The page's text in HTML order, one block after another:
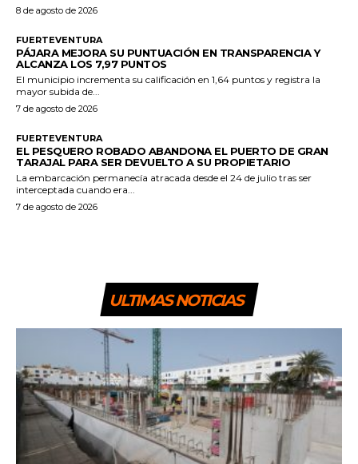
8 de agosto de 2026
FUERTEVENTURA
PÁJARA MEJORA SU PUNTUACIÓN EN TRANSPARENCIA Y
ALCANZA LOS 7,97 PUNTOS
El municipio incrementa su calificación en 1,64 puntos y registra la
mayor subida de...
7 de agosto de 2026
FUERTEVENTURA
EL PESQUERO ROBADO ABANDONA EL PUERTO DE GRAN
TARAJAL PARA SER DEVUELTO A SU PROPIETARIO
La embarcación permanecía atracada desde el 24 de julio tras ser
interceptada cuando era...
7 de agosto de 2026
ULTIMAS NOTICIAS